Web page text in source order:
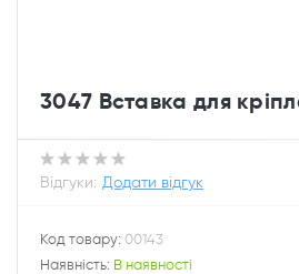
3047 Вставка для
Відгуки: Додати відгук
Код товару: 00143
Наявність: В наявності